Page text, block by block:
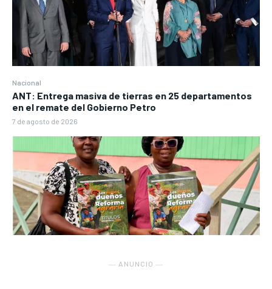
Nacional
ANT: Entrega masiva de tierras en 25 departamentos
en el remate del Gobierno Petro
7 de agosto de 2026
― ANUNCIO ―